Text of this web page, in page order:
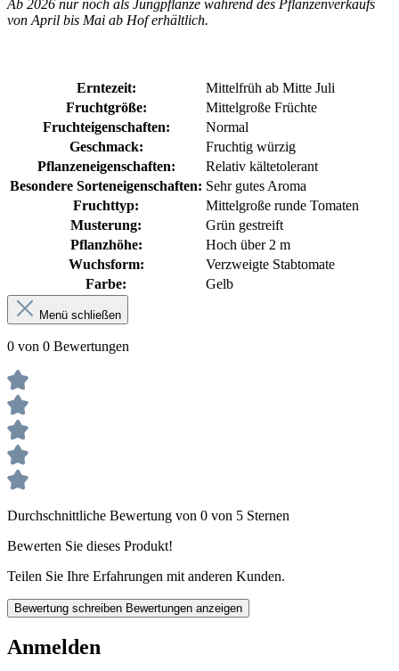
Ab 2026 nur noch als Jungpflanze während des Pflanzenverkaufs
von April bis Mai ab Hof erhältlich.
Erntezeit:
Mittelfrüh ab Mitte Juli
Fruchtgröße:
Mittelgroße Früchte
Fruchteigenschaften:
Normal
Geschmack:
Fruchtig würzig
Pflanzeneigenschaften:
Relativ kältetolerant
Besondere Sorteneigenschaften: Sehr gutes Aroma
Fruchttyp:
Mittelgroße runde Tomaten
Musterung:
Grün gestreift
Pflanzhöhe:
Hoch über 2 m
Wuchsform:
Verzweigte Stabtomate
Farbe:
Gelb
Menü schließen
0 von 0 Bewertungen
Durchschnittliche Bewertung von 0 von 5 Sternen
Bewerten Sie dieses Produkt!
Teilen Sie Ihre Erfahrungen mit anderen Kunden.
Bewertung schreiben Bewertungen anzeigen
Anmelden